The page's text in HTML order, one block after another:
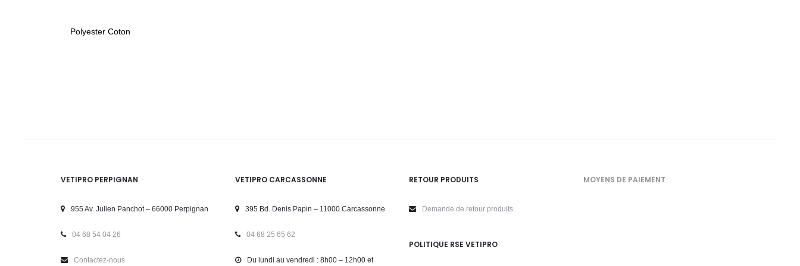
Polyester Coton
VETIPRO PERPIGNAN
955 Av. Julien Panchot – 66000 Perpignan
04 68 54 04 26
Contactez-nous
VETIPRO CARCASSONNE
395 Bd. Denis Papin – 11000 Carcassonne
04 68 25 65 62
Du lundi au vendredi : 8h00 – 12h00 et
RETOUR PRODUITS
Demande de retour produits
POLITIQUE RSE VETIPRO
MOYENS DE PAIEMENT